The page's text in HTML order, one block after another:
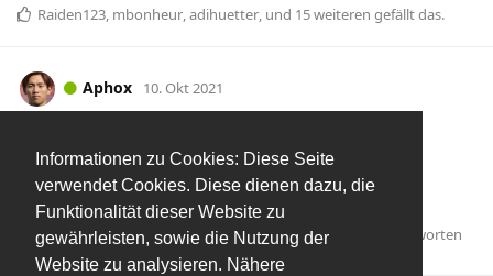
Informationen zu Cookies: Diese Seite
verwendet Cookies. Diese dienen dazu, die
Funktionalität dieser Website zu
gewährleisten, sowie die Nutzung der
Website zu analysieren. Nähere
Raiden123, mbonheur,adihuetter, und 15weiteren gefällt das.
Aphox 10. Okt 2021
aufschwatzen hat lassen
Tipp: 12 Mio.
Antworten
HunglikeHodorhatauf diesen Beitrag geantwortet.